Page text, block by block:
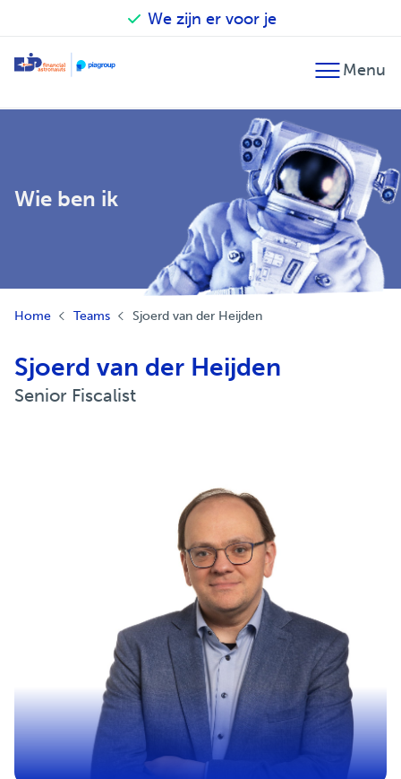
We zijn er voor je
Financiële planning
Fusie en overname
Audit
Salarisadministratie
Betrokken en verantwoordelijk
EJP Topsport Helpdesk
Internationaal
Wie ben ik
Home Teams Sjoerd van der Heijden
Sjoerd van der Heijden
Senior Fiscalist